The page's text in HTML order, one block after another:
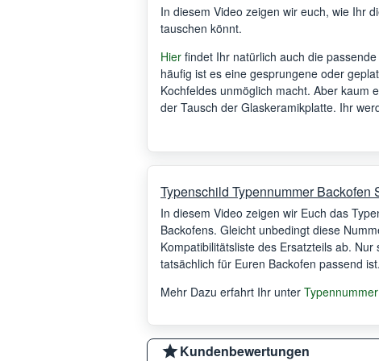
In diesem Video zeigen wir euch, wie Ihr
tauschen könnt.
Hier findet Ihr natürlich auch die
häufig ist es eine gesprungene oder
Kochfeldes unmöglich macht. Aber kaum
der Tausch der Glaskeramikplatte. Ihr
Typenschild Typennummer
In diesem Video zeigen wir Euch das
Backofens. Gleicht unbedingt diese
Kompatibilitätsliste des Ersatzteils ab.
tatsächlich für Euren Backofen passend ist.
Mehr Dazu erfahrt Ihr unter
Kundenbewertungen